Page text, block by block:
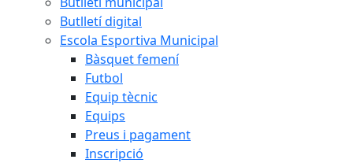
Butlletí digital
Escola Esportiva Municipal
Bàsquet femení
Futbol
Equip tècnic
Equips
Preus i pagament
Inscripció